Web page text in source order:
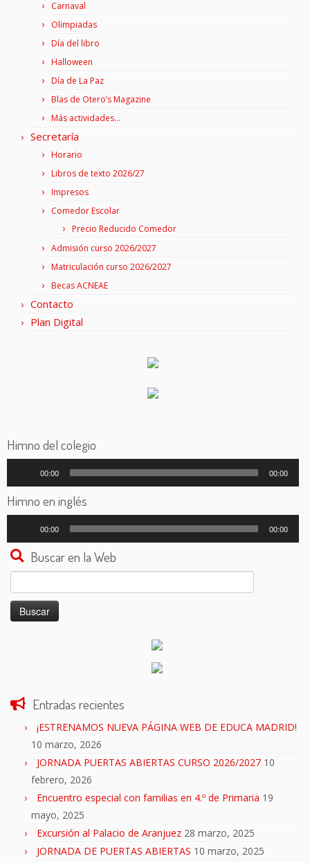
Carnaval
Olimpiadas
Día del libro
Halloween
Día de La Paz
Blas de Otero’s Magazine
Más actividades…
Secretaría
Horario
Libros de texto 2026/27
Impresos
Comedor Escolar
Precio Reducido Comedor
Admisión curso 2026/2027
Matriculación curso 2026/2027
Becas ACNEAE
Contacto
Plan Digital
Himno del colegio
audio
00:00 00:00
Himno en inglés
audio
00:00 00:00
Buscar en la Web
Buscar:
Entradas recientes
¡ESTRENAMOS NUEVA PÁGINA WEB DE EDUCA MADRID!
10 marzo, 2026
JORNADA PUERTAS ABIERTAS CURSO 2026/2027 10
febrero, 2026
Encuentro especial con familias en 4.º de Primaria 19
mayo, 2025
Excursión al Palacio de Aranjuez 28 marzo, 2025
JORNADA DE PUERTAS ABIERTAS 10 marzo, 2025